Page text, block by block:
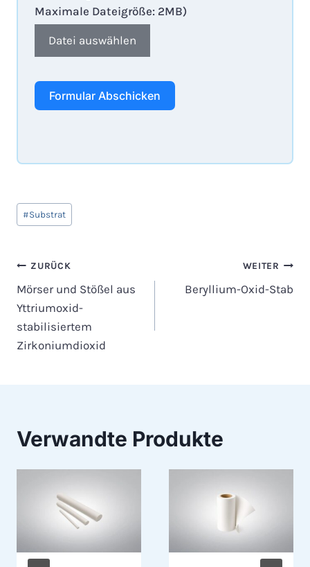
Maximale Dateigröße: 2MB)
Datei auswählen
Formular Abschicken
Schlagworte:
#Substrat
Beitragsnavigation
ZURÜCK
Mörser und Stößel aus
Yttriumoxid-
stabilisiertem
Zirkoniumdioxid
WEITER
Beryllium-Oxid-Stab
Verwandte Produkte